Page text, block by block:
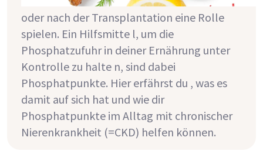
oder nach der Transplantation eine Rolle
spielen. Ein Hilfsmitte l, um die
Phosphatzufuhr in deiner Ernährung unter
Kontrolle zu halte n, sind dabei
Phosphatpunkte. Hier erfährst du , was es
damit auf sich hat und wie dir
Phosphatpunkte im Alltag mit chronischer
Nierenkrankheit (=CKD) helfen können.